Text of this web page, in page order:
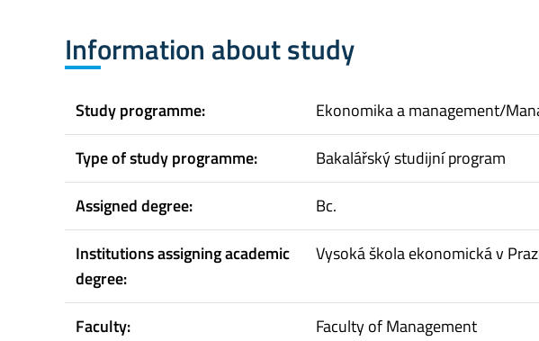
Information about study
Study programme:
Ekonomika a management/
Type of study programme:
Bakalářský studijní program
Assigned degree:
Bc.
Institutions assigning academic
degree:
Vysoká škola ekonomická v
Faculty:
Faculty of Management